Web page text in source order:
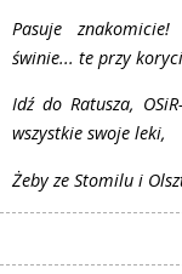
Pasuje
świnie... te przy
Idź do Ratusza,
wszystkie swoje leki,
Żeby ze Stomilu i